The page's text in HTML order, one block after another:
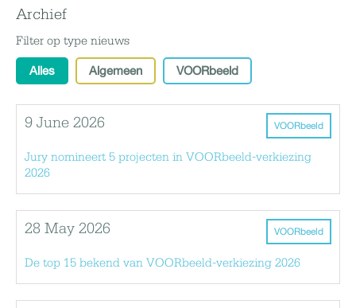
Archief
Filter op type nieuws
Alles Algemeen VOORbeeld
VOORbeeld
9 June 2026
Jury nomineert 5 projecten in VOORbeeld-verkiezing
2026
VOORbeeld
28 May 2026
De top 15 bekend van VOORbeeld-verkiezing 2026